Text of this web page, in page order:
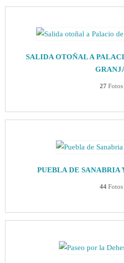
SALIDA OTOÑAL A
27 Fotos
PUEBLA DE SANABRIA
44Fotos